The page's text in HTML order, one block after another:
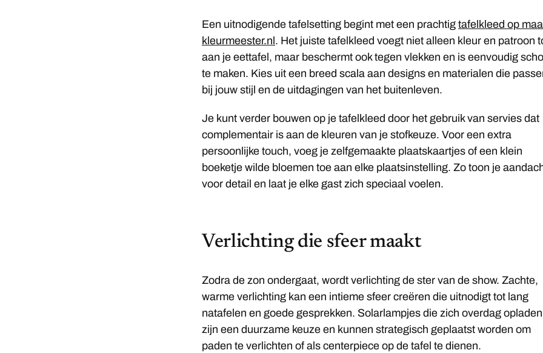
Een uitnodigende tafelsetting begint met een prachtig tafelkleed op
kleurmeester.nl . Het juiste tafelkleed voegt niet alleen kleur en patroon
aan je eettafel, maar beschermt ook tegen vlekken en is eenvoudig
te maken. Kies uit een breed scala aan designs en materialen die
bij jouw stijl en de uitdagingen van het buitenleven.
Je kunt verder bouwen op je tafelkleed door het gebruik van servies dat
complementair is aan de kleuren van je stofkeuze. Voor een extra
persoonlijke touch, voeg je zelfgemaakte plaatskaartjes of een klein
boeketje wilde bloemen toe aan elke plaatsinstelling. Zo toon je
voor detail en laat je elke gast zich speciaal voelen.
Verlichting die sfeer maakt
Zodra de zon ondergaat, wordt verlichting de ster van de show. Zachte,
warme verlichting kan een intieme sfeer creëren die uitnodigt tot lang
natafelen en goede gesprekken. Solarlampjes die zich overdag opladen
zijn een duurzame keuze en kunnen strategisch geplaatst worden om
paden te verlichten of als centerpiece op de tafel te dienen.